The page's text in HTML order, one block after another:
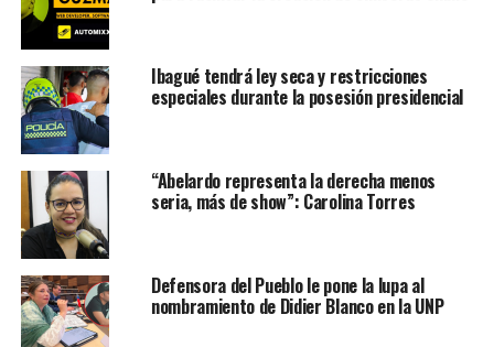
Ibagué tendrá ley seca y restricciones
especiales durante la posesión presidencial
“Abelardo representa la derecha menos
seria, más de show”: Carolina Torres
Defensora del Pueblo le pone la lupa al
nombramiento de Didier Blanco en la UNP